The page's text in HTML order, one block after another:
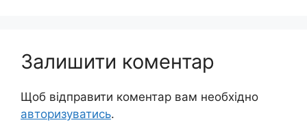
Залишити коментар
Щоб відправити коментар вам необхідно
авторизуватись.